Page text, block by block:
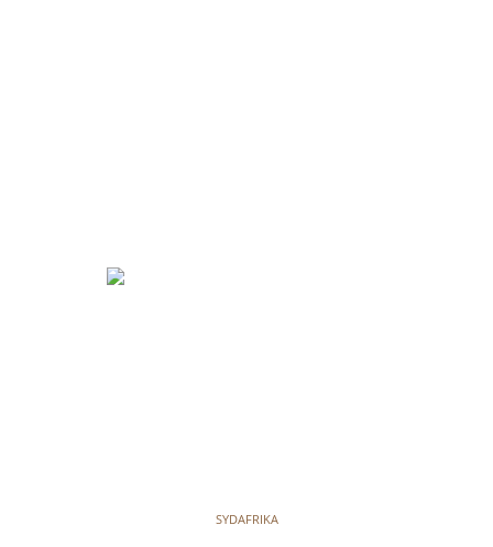
SYDAFRIKA